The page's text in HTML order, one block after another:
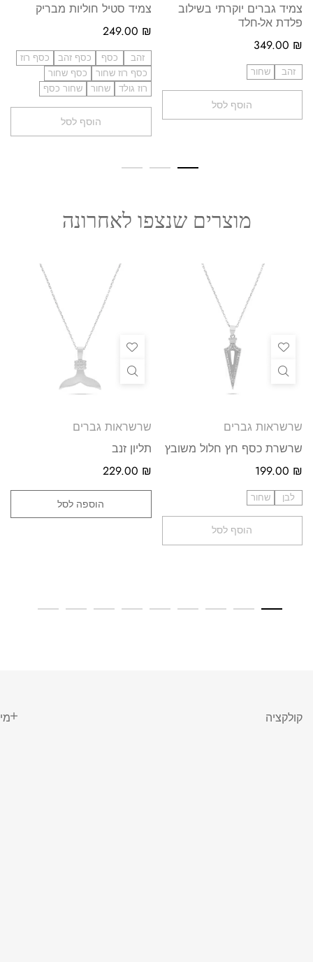
צמיד גברים יוקרתי בשילוב
פלדת אל-חלד
349.00 ₪
זהב שחור
הוסף לסל
צמיד סטיל חוליות מבריק
249.00 ₪
זהב כסף כסף זהב
כסף רוז
כסף רוז שחור
כסף שחור
רוז גולד
שחור שחור כסף
הוסף לסל
מוצרים שנצפו לאחרונה
שרשראות גברים
שרשרת כסף חץ חלול משובץ
199.00 ₪
לבן שחור
הוסף לסל
שרשראות גברים
תליון זנב
229.00 ₪
הוספה לסל
קולקציה